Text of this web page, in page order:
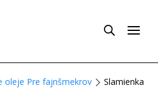
oleje Pre fajnšmekrov
Slamienka